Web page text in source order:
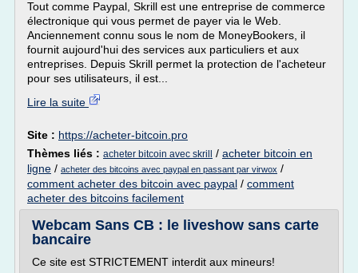
Tout comme Paypal, Skrill est une entreprise de commerce
électronique qui vous permet de payer via le Web.
Anciennement connu sous le nom de MoneyBookers, il
fournit aujourd'hui des services aux particuliers et aux
entreprises. Depuis Skrill permet la protection de l'acheteur
pour ses utilisateurs, il est...
Lire la suite
Site : https://acheter-bitcoin.pro
Thèmes liés : acheter bitcoin avec skrill / acheter bitcoin en
ligne / acheter des bitcoins avec paypal en passant par virwox /
comment acheter des bitcoin avec paypal / comment
acheter des bitcoins facilement
Webcam Sans CB : le liveshow sans carte
bancaire
Ce site est STRICTEMENT interdit aux mineurs!